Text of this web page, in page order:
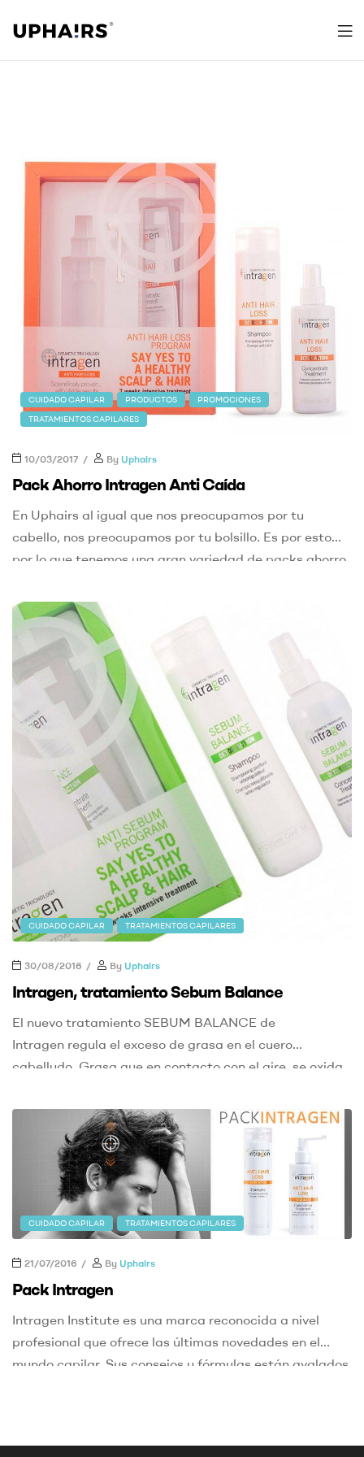
Uphairs
CUIDADO CAPILAR PRODUCTOS
PROMOCIONES
TRATAMIENTOS CAPILARES
10/03/2017 By Uphairs
Pack Ahorro Intragen Anti Caída
En Uphairs al igual que nos preocupamos por tu
cabello, nos preocupamos por tu bolsillo. Es por esto
por lo que tenemos una gran variedad de packs ahorro
caída, como recomendación te animamos a que
pruebes el Pack Intragen anti caída compuesto por un
champú […]
CUIDADO CAPILAR TRATAMIENTOS CAPILARES
30/08/2016 By Uphairs
Intragen, tratamiento Sebum Balance
El nuevo tratamiento SEBUM BALANCE de
Intragen regula el exceso de grasa en el cuero
cabelludo. Grasa que en contacto con el aire, se oxida
formulado, consiste en un champú regulador del
sebo que limpia en profundidad sin agredir ni resecar el
cuero cabelludo. Regula la grasa producida por las […]
CUIDADO CAPILAR TRATAMIENTOS CAPILARES
21/07/2016 By Uphairs
Pack Intragen
Intragen Institute es una marca reconocida a nivel
profesional que ofrece las últimas novedades en el
mundo capilar. Sus consejos y fórmulas están avalados
pérdida del cabello. Uno de los pack […]